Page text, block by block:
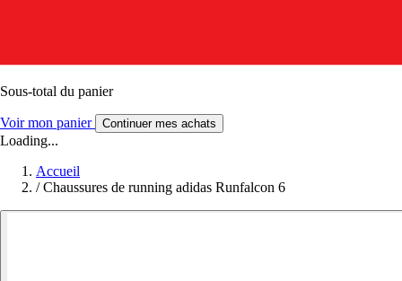
Sous-total du panier
Voir mon panier Continuer mes achats
Loading...
Accueil
/ Chaussures de running adidas Runfalcon 6